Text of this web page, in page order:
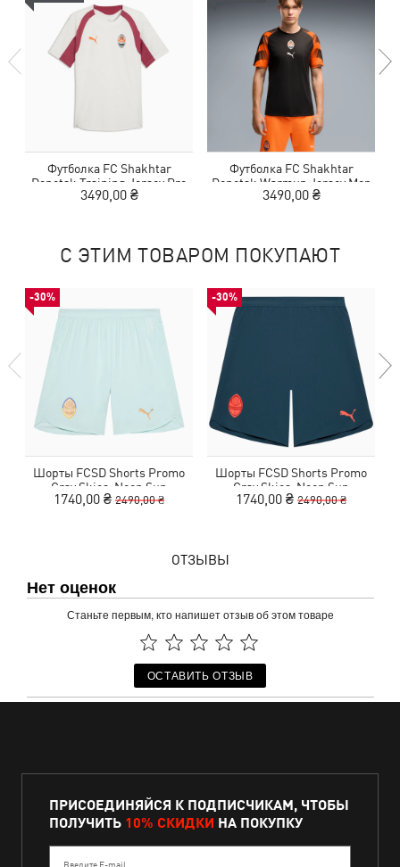
Футболка FC Shakhtar
Donetsk Training Jersey Pro
3490,00 ₴
Футболка FC Shakhtar
Donetsk Warmup Jersey Men
3490,00 ₴
С ЭТИМ ТОВАРОМ ПОКУПАЮТ
-30%
Шорты FCSD Shorts Promo
Gray Skies-Neon Sun
1740,00 ₴ 2490,00 ₴
-30%
Шорты FCSD Shorts Promo
Gray Skies-Neon Sun
1740,00 ₴ 2490,00 ₴
ОТЗЫВЫ
Нет оценок
Станьте первым, кто напишет отзыв об этом товаре
ОСТАВИТЬ ОТЗЫВ
ПРИСОЕДИНЯЙСЯ К ПОДПИСЧИКАМ, ЧТОБЫ
ПОЛУЧИТЬ 10% СКИДКИ НА ПОКУПКУ
Введите E-mail